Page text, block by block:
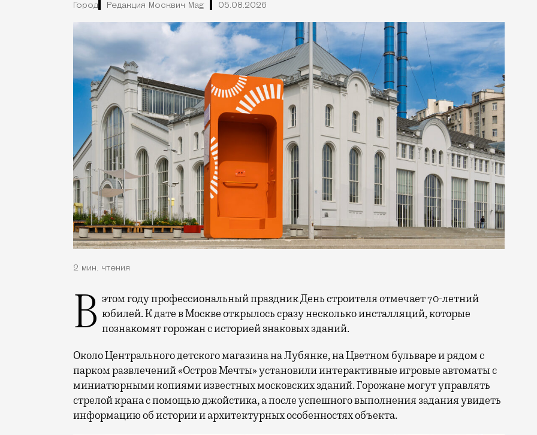
Город Редакция Москвич Mag 05.08.2026
2 мин. чтения
В этом году профессиональный праздник День строителя отмечает 70-летний юбилей. К дате в Москве открылось сразу несколько инсталляций, которые
познакомят горожан с историей знаковых зданий.
Около Центрального детского магазина на Лубянке, на Цветном бульваре и рядом с
парком развлечений «Остров Мечты» установили интерактивные игровые автоматы с
миниатюрными копиями известных московских зданий. Горожане могут управлять
стрелой крана с помощью джойстика, а после успешного выполнения задания увидеть
информацию об истории и архитектурных особенностях объекта.